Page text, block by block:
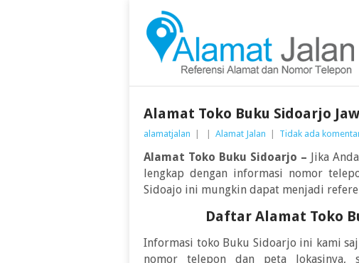
Alamat Toko Buku Sidoarjo
alamatjalan Alamat Jalan Tidak ada
Alamat Toko Buku Sidoarjo – Jika
lengkap dengan informasi nomor
Sidoajo ini mungkin dapat menjadi
Daftar Alamat Toko
Informasi toko Buku Sidoarjo ini kami
nomor telepon dan peta